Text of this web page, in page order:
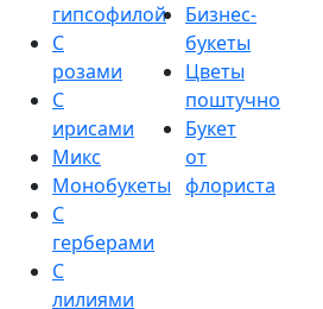
гипсофилой
С
розами
С
ирисами
Микс
Монобукеты
С
герберами
С
лилиями
Бизнес-
букеты
Цветы
поштучно
Букет
от
флориста